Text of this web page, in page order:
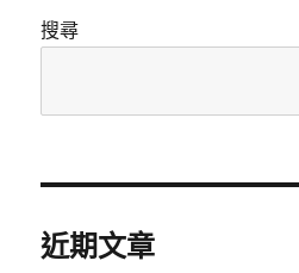
搜尋
近期文章